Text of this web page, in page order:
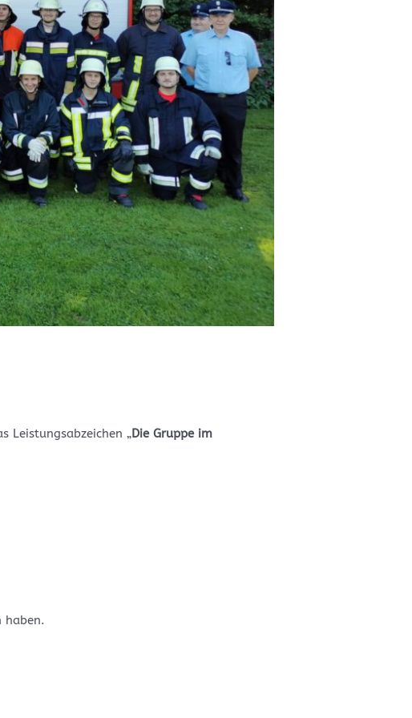
Leistungsabzeichen „Die Gruppe im
haben.